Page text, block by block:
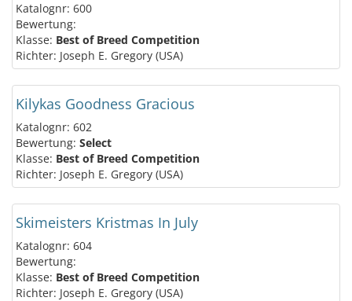
Katalognr: 600
Bewertung:
Klasse: Best of Breed Competition
Richter: Joseph E. Gregory (USA)
Kilykas Goodness Gracious
Katalognr: 602
Bewertung: Select
Klasse: Best of Breed Competition
Richter: Joseph E. Gregory (USA)
Skimeisters Kristmas In July
Katalognr: 604
Bewertung:
Klasse: Best of Breed Competition
Richter: Joseph E. Gregory (USA)